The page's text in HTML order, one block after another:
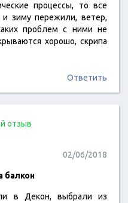
процессы, то все
зиму пережили, ветер,
проблем с ними не
хорошо, скрипа
Ответить
отзыв
02/06/2018
балкон
в Декон, выбрали из